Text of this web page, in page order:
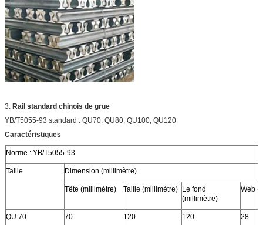
3. Rail standard chinois de grue
YB/T5055-93 standard : QU70, QU80, QU100, QU120
Caractéristiques
Norme : YB/T5055-93
Taille Dimension (millimètre)
Tête (millimètre) Taille (millimètre) Le fond
(millimètre)
Web
QU 70 70 120 120 28